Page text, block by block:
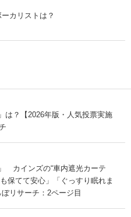
カリストは？
は？【2026年版・人気投票実施
カインズの“車内遮光カーテ
保てて安心」「ぐっすり眠れま
リサーチ：2ページ目